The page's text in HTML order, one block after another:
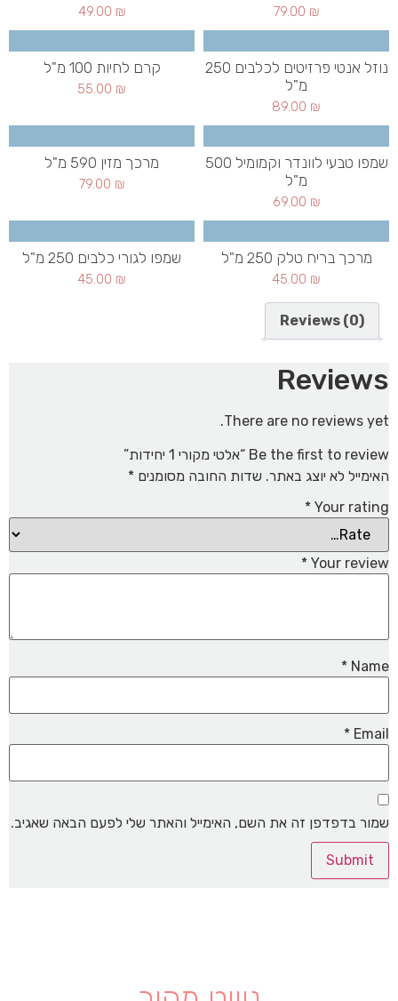
79.00 ₪
49.00 ₪
נוזל אנטי פרזיטים לכלבים 250
מ"ל
89.00 ₪
קרם לחיות 100 מ"ל
55.00 ₪
שמפו טבעי לוונדר וקמומיל 500
מ"ל
69.00 ₪
מרכך מזין 590 מ"ל
79.00 ₪
מרכך בריח טלק 250 מ"ל
45.00 ₪
שמפו לגורי כלבים 250 מ"ל
45.00 ₪
Reviews (0)
Reviews
There are no reviews yet.
Be the first to review “אלטי מקורי 1 יחידות”
האימייל לא יוצג באתר. שדות החובה מסומנים *
Your rating
*
Your review
*
Name
*
Email
*
שמור בדפדפן זה את השם, האימייל והאתר שלי לפעם הבאה שאגיב.